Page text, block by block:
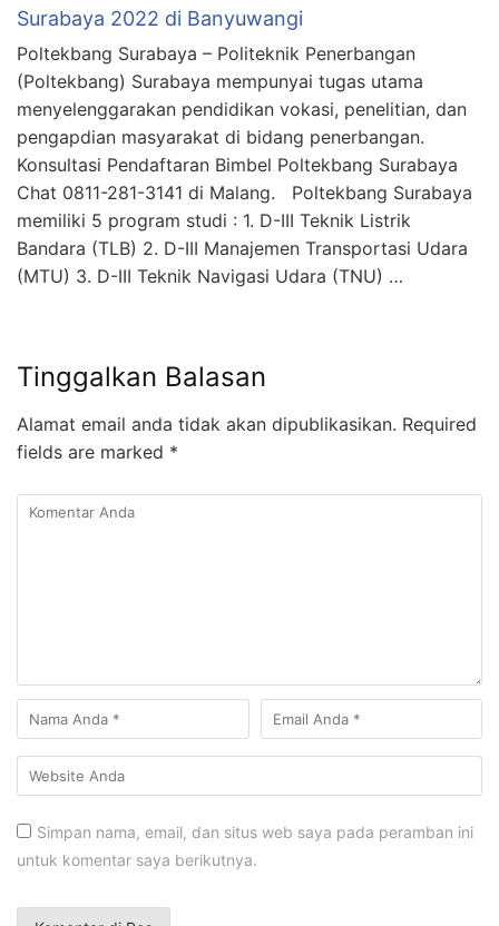
Surabaya 2022 di Banyuwangi
Poltekbang Surabaya – Politeknik Penerbangan
(Poltekbang) Surabaya mempunyai tugas utama
menyelenggarakan pendidikan vokasi, penelitian, dan
pengapdian masyarakat di bidang penerbangan.
Konsultasi Pendaftaran Bimbel Poltekbang Surabaya
Chat 0811-281-3141 di Malang. Poltekbang Surabaya
memiliki 5 program studi : 1. D-III Teknik Listrik
Bandara (TLB) 2. D-III Manajemen Transportasi Udara
(MTU) 3. D-III Teknik Navigasi Udara (TNU) …
Tinggalkan Balasan
Alamat email anda tidak akan dipublikasikan. Required
fields are marked *
Simpan nama, email, dan situs web saya pada peramban ini
untuk komentar saya berikutnya.